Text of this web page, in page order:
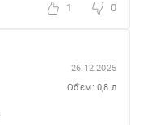
1 0
26.12.2025
Об'єм: 0,8 л